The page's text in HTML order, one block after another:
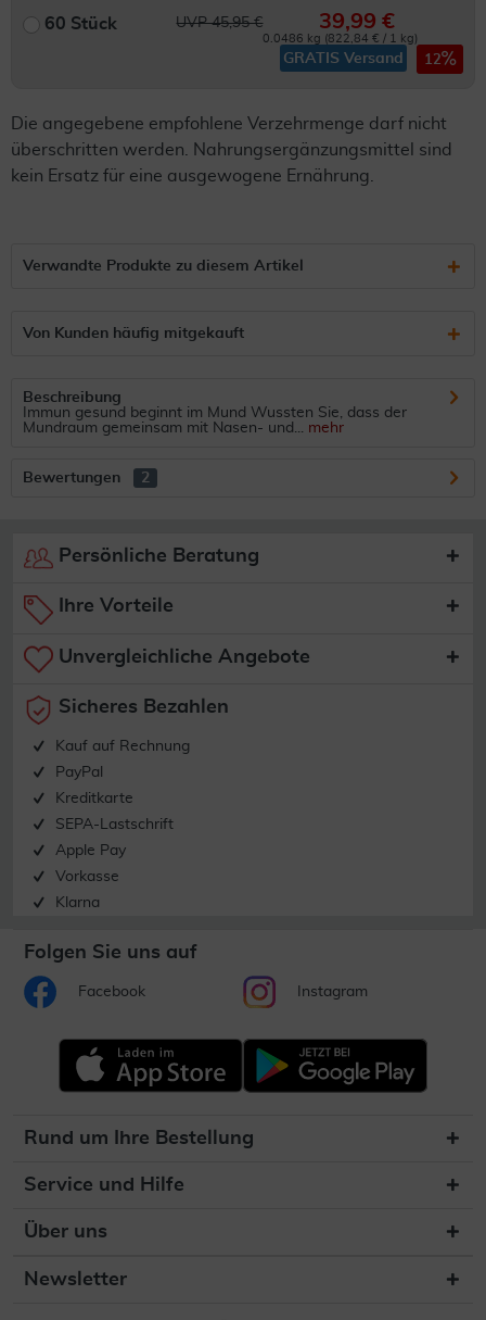
60 Stück UVP 45,95 € 39,99 €
0.0486 kg (822,84 € / 1 kg)
GRATIS Versand 12
Die angegebene empfohlene Verzehrmenge darf nicht
überschritten werden. Nahrungsergänzungsmittel sind
kein Ersatz für eine ausgewogene Ernährung.
Verwandte Produkte zu diesem Artikel
Von Kunden häufig mitgekauft
Beschreibung
Immun gesund beginnt im Mund Wussten Sie, dass der
Mundraum gemeinsam mit Nasen- und... mehr
Bewertungen 2
Persönliche Beratung
Ihre Vorteile
Unvergleichliche Angebote
Sicheres Bezahlen
Kauf auf Rechnung
PayPal
Kreditkarte
SEPA-Lastschrift
Apple Pay
Vorkasse
Klarna
Folgen Sie uns auf
Facebook Instagram
Rund um Ihre Bestellung
Service und Hilfe
Über uns
Newsletter